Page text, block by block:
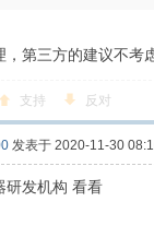
第三方的建议不考
支持 反对
发表于 2020-11-30
研发机构 看看